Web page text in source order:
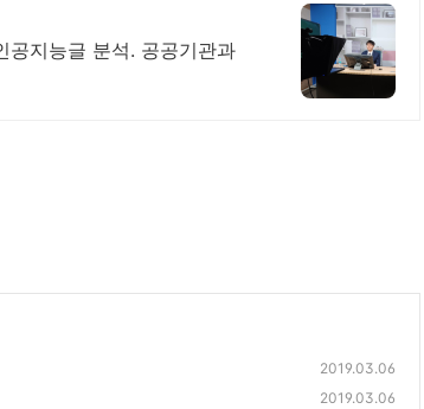
공지능글 분석. 공공기관과
2019.03.06
2019.03.06